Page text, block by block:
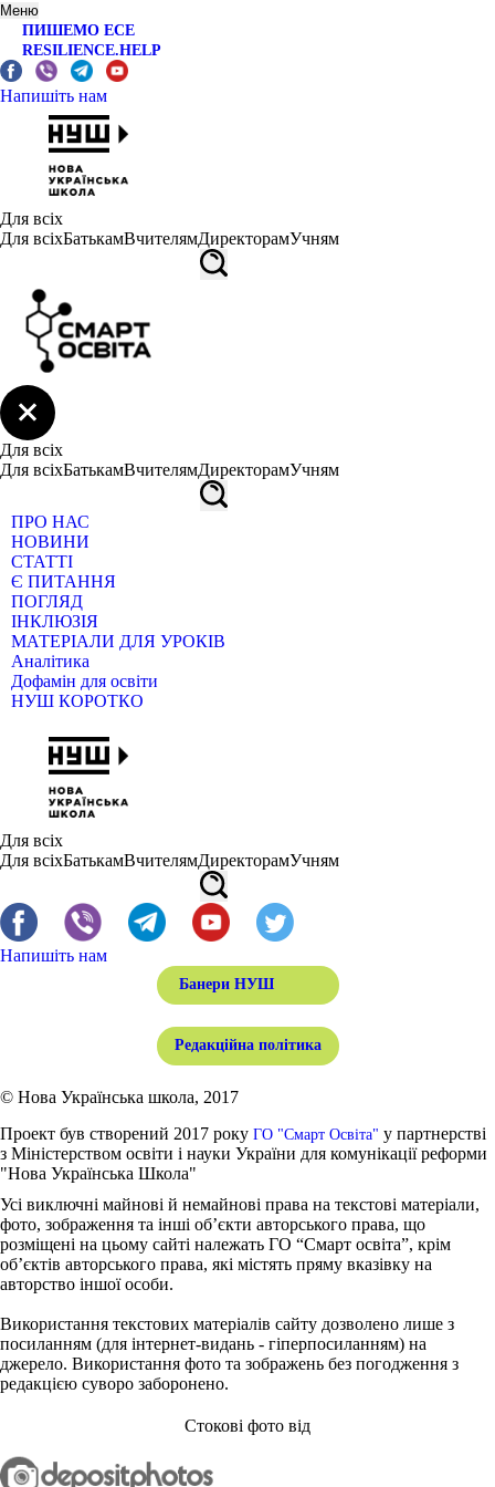
Меню
ПИШЕМО ЕСЕ
RESILIENCE.HELP
Напишіть нам
Для всіх
Для всіхБатькамВчителямДиректорамУчням
Для всіх
Для всіхБатькамВчителямДиректорамУчням
ПРО НАС
НОВИНИ
СТАТТІ
Є ПИТАННЯ
ПОГЛЯД
ІНКЛЮЗІЯ
МАТЕРІАЛИ ДЛЯ УРОКІВ
Аналітика
Дофамін для освіти
НУШ КОРОТКО
Для всіх
Для всіхБатькамВчителямДиректорамУчням
Напишіть нам
Банери НУШ
Редакційна політика
© Нова Українська школа, 2017
Проект був створений 2017 року ГО "Смарт Освіта" у партнерстві
з Міністерством освіти і науки України для комунікації реформи
"Нова Українська Школа"
Усі виключні майнові й немайнові права на текстові матеріали,
фото, зображення та інші об’єкти авторського права, що
розміщені на цьому сайті належать ГО “Смарт освіта”, крім
об’єктів авторського права, які містять пряму вказівку на
авторство іншої особи.
Використання текстових матеріалів сайту дозволено лише з
посиланням (для інтернет-видань - гіперпосиланням) на
джерело. Використання фото та зображень без погодження з
редакцією суворо заборонено.
Стокові фото від